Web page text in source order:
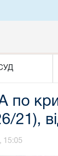
по
21),
15:05